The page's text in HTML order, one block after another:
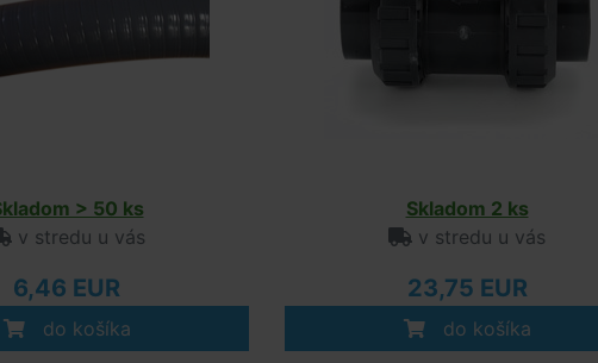
> 50 ks
v stredu u vás
6,46 EUR
do košíka
Skladom 2 ks
v stredu u vás
23,75 EUR
do košíka